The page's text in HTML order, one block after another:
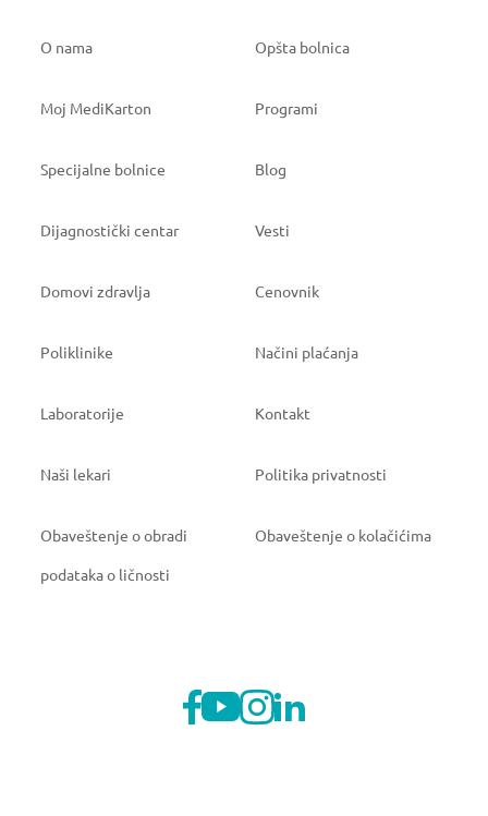
O nama Opšta bolnica
Moj MediKarton Programi
Specijalne bolnice Blog
Dijagnostički centar Vesti
Domovi zdravlja Cenovnik
Poliklinike Načini plaćanja
Laboratorije Kontakt
Naši lekari Politika privatnosti
Obaveštenje o obradi
podataka o ličnosti
Obaveštenje o kolačićima